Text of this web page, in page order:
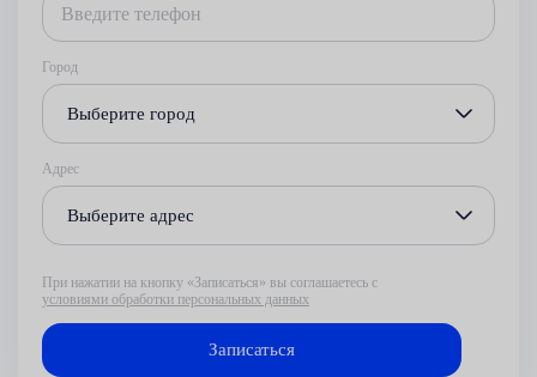
Город
Выберите город
Адрес
Выберите адрес
При нажатии на кнопку «Записаться» вы соглашаетесь с
условиями обработки персональных данных